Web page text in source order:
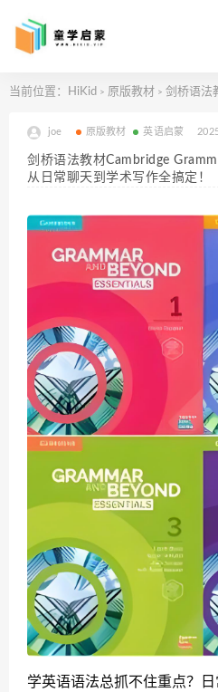
当前位置： HiKid > 原版教材 > 剑桥语法教材
joe 原版教材 英语启蒙
剑桥语法教材Cambridge
从日常聊天到学术写作全搞定！
学英语语法总抓不住重点？